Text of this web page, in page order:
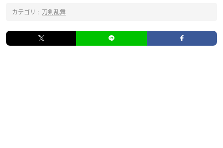
カテゴリ : 刀剣乱舞